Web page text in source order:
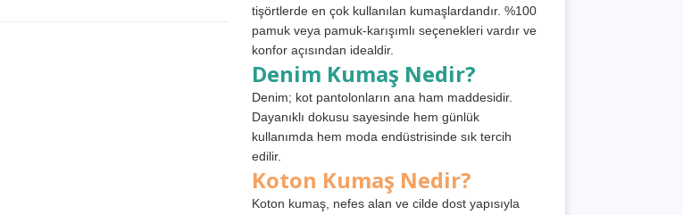
tişörtlerde en çok kullanılan kumaşlardandır. %100
pamuk veya pamuk-karışımlı seçenekleri vardır ve
konfor açısından idealdir.
Denim Kumaş Nedir?
Denim; kot pantolonların ana ham maddesidir.
Dayanıklı dokusu sayesinde hem günlük
kullanımda hem moda endüstrisinde sık tercih
edilir.
Koton Kumaş Nedir?
Koton kumaş, nefes alan ve cilde dost yapısıyla